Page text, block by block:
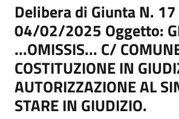
Delibera di Giunta N. 17 del
Delibera di Giunta N.
04/02/2025 Oggetto:
...OMISSIS... C/
COSTITUZIONE IN
AUTORIZZAZIONE AL
STARE IN GIUDIZIO.